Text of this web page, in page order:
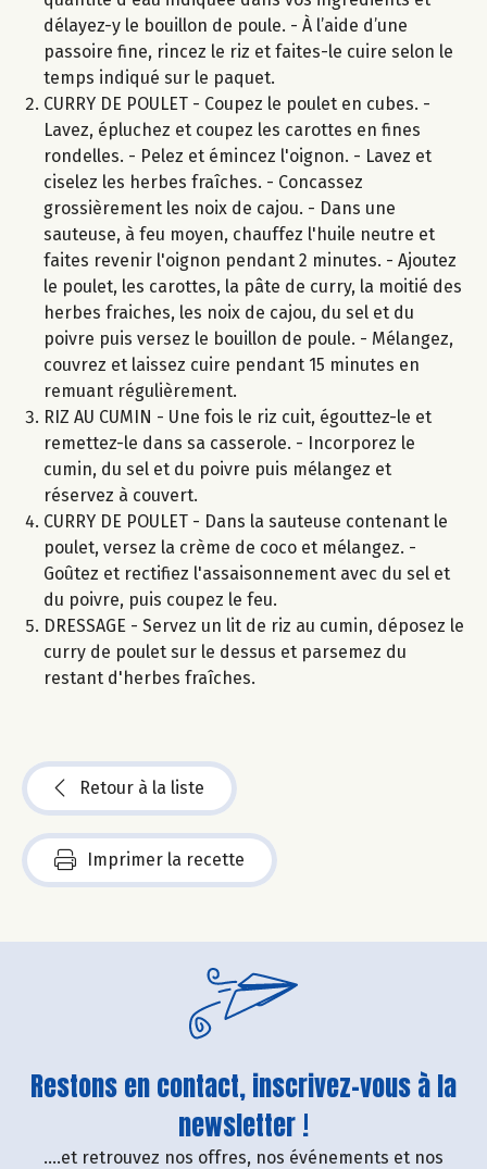
délayez-y le bouillon de poule. - À l’aide d’une
passoire fine, rincez le riz et faites-le cuire selon le
temps indiqué sur le paquet.
CURRY DE POULET - Coupez le poulet en cubes. -
Lavez, épluchez et coupez les carottes en fines
rondelles. - Pelez et émincez l'oignon. - Lavez et
ciselez les herbes fraîches. - Concassez
grossièrement les noix de cajou. - Dans une
sauteuse, à feu moyen, chauffez l'huile neutre et
faites revenir l'oignon pendant 2 minutes. - Ajoutez
le poulet, les carottes, la pâte de curry, la moitié des
herbes fraiches, les noix de cajou, du sel et du
poivre puis versez le bouillon de poule. - Mélangez,
couvrez et laissez cuire pendant 15 minutes en
remuant régulièrement.
RIZ AU CUMIN - Une fois le riz cuit, égouttez-le et
remettez-le dans sa casserole. - Incorporez le
cumin, du sel et du poivre puis mélangez et
réservez à couvert.
CURRY DE POULET - Dans la sauteuse contenant le
poulet, versez la crème de coco et mélangez. -
Goûtez et rectifiez l'assaisonnement avec du sel et
du poivre, puis coupez le feu.
DRESSAGE - Servez un lit de riz au cumin, déposez le
curry de poulet sur le dessus et parsemez du
restant d'herbes fraîches.
Retour à la liste
Imprimer la recette
Restons en contact, inscrivez-vous à la
newsletter !
....et retrouvez nos offres, nos événements et nos